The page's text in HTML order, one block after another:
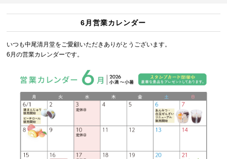
6月営業カレンダー
いつも中尾清月堂をご愛顧いただきありがとうございます。
6月の営業カレンダーです。